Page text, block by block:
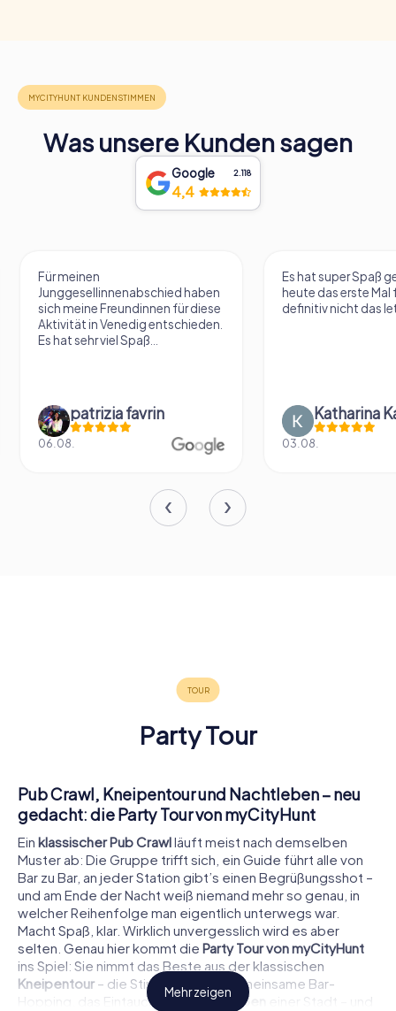
Was unsere Kunden sagen
Google 2.118
4,4
Es hat super Spaß gemacht. War
heute das erste Mal für uns aber
definitiv nicht das letzte Mal ☺️
Katharina Kaiser
03.08.
War sehr gut, hat
gemacht und man
Stadt kennen. Und
Elias Jung
03.08.
Party Tour
Pub Crawl, Kneipentour und Nachtleben – neu
gedacht: die Party Tour von myCityHunt
Ein klassischer Pub Crawlläuft meist nach demselben
Muster ab: Die Gruppe trifft sich, ein Guide führt alle von
Bar zu Bar, an jeder Station gibt’s einen Begrüßungsshot –
und am Ende der Nacht weiß niemand mehr so genau, in
welcher Reihenfolge man eigentlich unterwegs war.
Macht Spaß, klar. Wirklich unvergesslich wird es aber
selten. Genau hier kommt die Party Tour von myCityHunt
ins Spiel: Sie nimmt das Beste aus der klassischen
Kneipentour – die Stimmung, das gemeinsame Bar-
Hopping, das Eintauchen ins Nachtleben
einer Stadt – und
Mehr zeigen